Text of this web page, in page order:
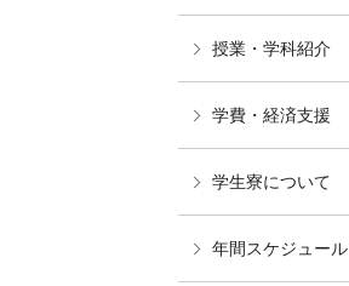
授業・学科紹介
学費・経済支援
学生寮について
年間スケジュール